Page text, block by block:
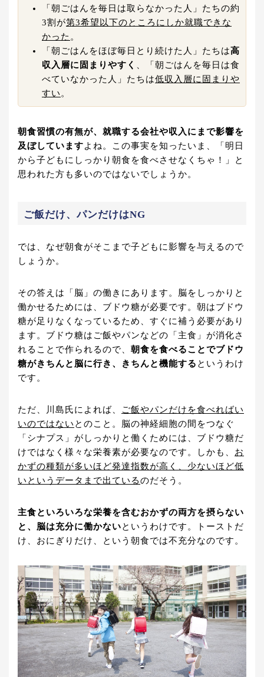
「朝ごはんを毎日は取らなかった人」たちの約
3割が第3希望以下のところにしか就職できな
かった 。
「朝ごはんをほぼ毎日とり続けた人」たちは高
収入層に固まりやすく
、「朝ごはんを毎日は食
べていなかった人」たちは低収入層に固まりや
すい 。
朝食習慣の有無が、就職する会社や収入にまで影響を
及ぼしていますよね。この事実を知ったいま、「明日
から子どもにしっかり朝食を食べさせなくちゃ！」と
思われた方も多いのではないでしょうか。
ご飯だけ、パンだけはNG
では、なぜ朝食がそこまで子どもに影響を与えるので
しょうか。
その答えは「脳」の働きにあります。脳をしっかりと
働かせるためには、ブドウ糖が必要です。朝はブドウ
糖が足りなくなっているため、すぐに補う必要があり
ます。ブドウ糖はご飯やパンなどの「主食」が消化さ
れることで作られるので、 朝食を食べることでブドウ
糖がきちんと脳に行き、きちんと機能する というわけ
です。
ただ、川島氏によれば、
ご飯やパンだけを食べればい
いのではない とのこと。脳の神経細胞の間をつなぐ
「シナプス」がしっかりと働くためには、ブドウ糖だ
けではなく様々な栄養素が必要なのです。しかも、 お
かずの種類が多いほど発達指数が高く、少ないほど低
いというデータまで出ているのだそう。
主食といろいろな栄養を含むおかずの両方を摂らない
と、脳は充分に働かないというわけです。トーストだ
け、おにぎりだけ、という朝食では不充分なのです。